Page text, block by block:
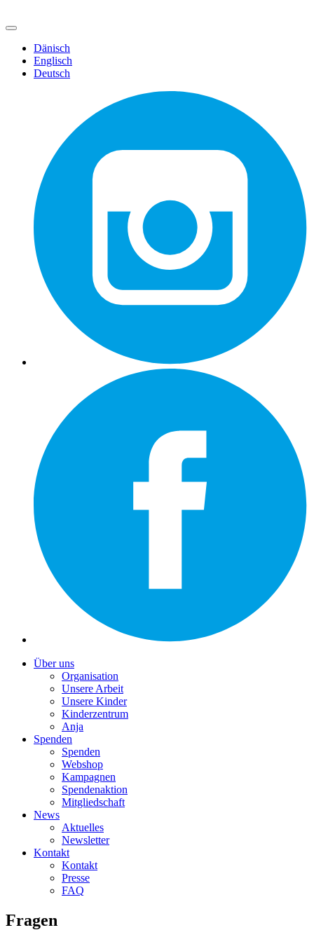
Dänisch
Englisch
Deutsch
Über uns
Organisation
Unsere Arbeit
Unsere Kinder
Kinderzentrum
Anja
Spenden
Spenden
Webshop
Kampagnen
Spendenaktion
Mitgliedschaft
News
Aktuelles
Newsletter
Kontakt
Kontakt
Presse
FAQ
Fragen